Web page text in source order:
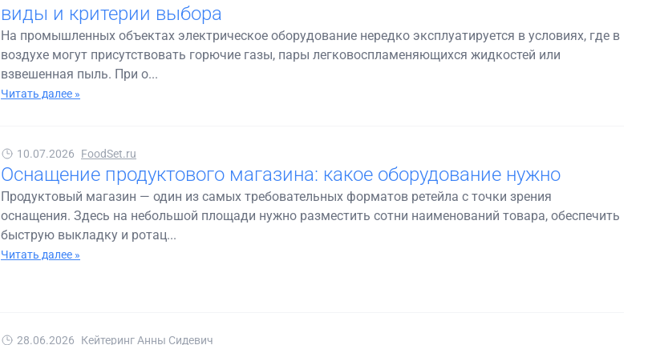
виды и критерии выбора
На промышленных объектах электрическое оборудование нередко эксплуатируется в условиях, где в
воздухе могут присутствовать горючие газы, пары легковоспламеняющихся жидкостей или
взвешенная пыль. При о...
Читать далее »
10.07.2026 FoodSet.ru
Оснащение продуктового магазина: какое оборудование нужно
Продуктовый магазин — один из самых требовательных форматов ретейла с точки зрения
оснащения. Здесь на небольшой площади нужно разместить сотни наименований товара, обеспечить
быструю выкладку и ротац...
Читать далее »
28.06.2026 Кейтеринг Анны Сидевич